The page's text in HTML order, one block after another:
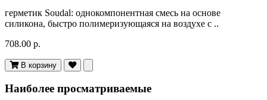
герметик Soudal: однокомпонентная смесь на основе
силикона, быстро полимеризующаяся на воздухе с ..
708.00 р.
В корзину
Наиболее просматриваемые